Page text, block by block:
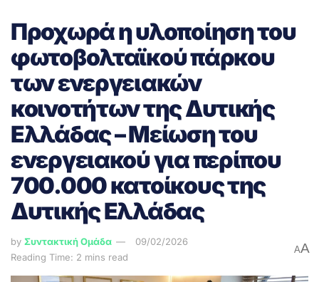
Προχωρά η υλοποίηση του
φωτοβολταϊκού πάρκου
των ενεργειακών
κοινοτήτων της Δυτικής
Ελλάδας – Μείωση του
ενεργειακού για περίπου
700.000 κατοίκους της
Δυτικής Ελλάδας
by Συντακτική Ομάδα
09/02/2026
Reading Time: 2 mins read
AA